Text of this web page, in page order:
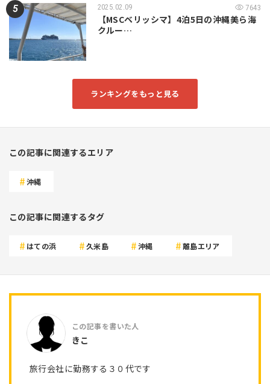
2025.02.09 7643
【MSCベリッシマ】4泊5日の沖縄美ら海
クルー…
ランキングをもっと見る
この記事に関連するエリア
沖縄
この記事に関連するタグ
はての浜 久米島 沖縄 離島エリア
きこ
旅行会社に勤務する３０代です